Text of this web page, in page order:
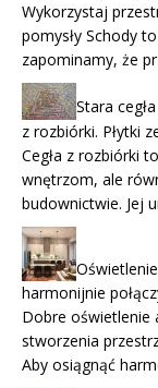
Wykorzystaj
pomysły Schody
zapominamy, że
Stara
z rozbiórki. Płytki
Cegła z rozbiórki
wnętrzom, ale
budownictwie. Jej
harmonijnie
Dobre oświetlenie
stworzenia
Aby osiągnąć